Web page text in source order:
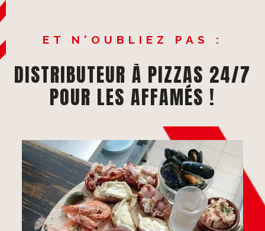
ET N'OUBLIEZ PAS :
DISTRIBUTEUR À PIZZAS 24/7
POUR LES AFFAMÉS !